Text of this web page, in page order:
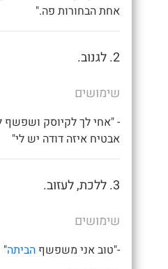
אחת הבחורות פה."
2. לגנוב.
שימושים
אבטיח איזה דודה יש לי"
3. ללכת, לעזוב.
שימושים
-"טוב אני משפשףהביתה"